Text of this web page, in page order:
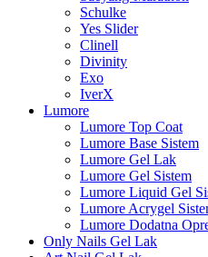
Schulke
Yes Slider
Clinell
Divinity
Exo
IverX
Lumore
Lumore Top Coat
Lumore Base Sistem
Lumore Gel Lak
Lumore Gel Sistem
Lumore Liquid Gel
Lumore Acrygel
Lumore Dodatna
Only Nails Gel Lak